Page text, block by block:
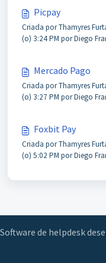
Picpay
Criada por Thamyres
(o) 3:24 PM por Diego
Mercado Pago
Criada por Thamyres
(o) 3:27 PM por Diego
Foxbit Pay
Criada por Thamyres
(o) 5:02 PM por Diego
Software de helpdesk